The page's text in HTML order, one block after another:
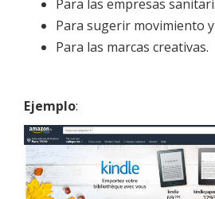
Para las empresas
Para sugerir movimiento
Para las marcas creativas.
Ejemplo: